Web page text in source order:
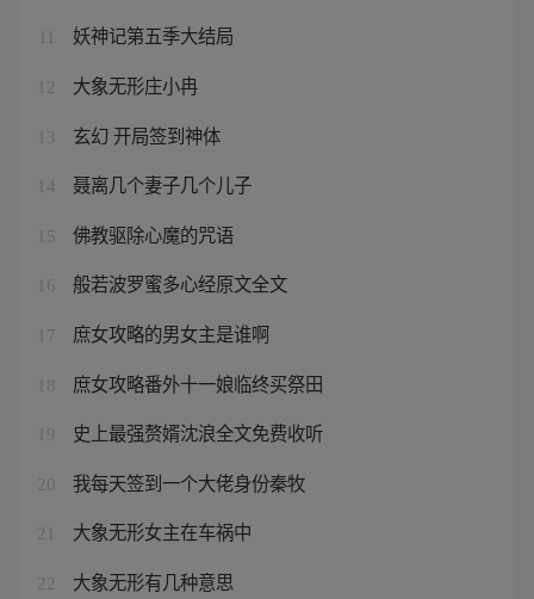
妖神记第五季大结局
12 大象无形庄小冉
13 玄幻 开局签到神体
14 聂离几个妻子几个儿子
15 佛教驱除心魔的咒语
16 般若波罗蜜多心经原文全文
17 庶女攻略的男女主是谁啊
18 庶女攻略番外十一娘临终买祭田
19 史上最强赘婿沈浪全文免费收听
20 我每天签到一个大佬身份秦牧
21 大象无形女主在车祸中
22 大象无形有几种意思